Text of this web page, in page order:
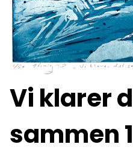
Vi klarer
sammen